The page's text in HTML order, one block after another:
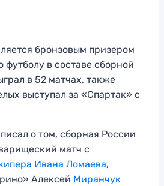
бронзовым призером
футболу в составе сборной
в 52 матчах, также
выступал за «Спартак» с
о том, сборная России
матч с
Ивана Ломаева,
Алексей Миранчук